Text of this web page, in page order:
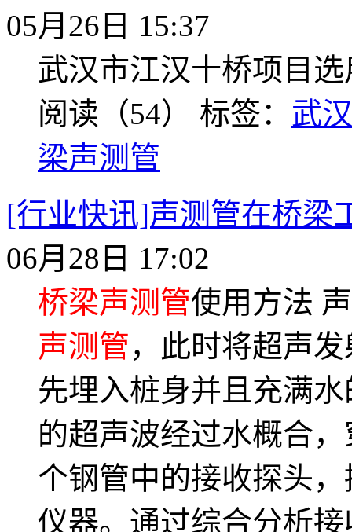
05月26日 15:37
武汉市江汉十桥项目
阅读（54） 标签： 武
梁声测管
[行业快讯]声测管在桥梁
06月28日 17:02
桥梁声测管使用方法
声测管，此时将超声
先埋入桩身并且充满
的超声波经过水概合
个钢管中的接收探头
仪器。通过综合分析